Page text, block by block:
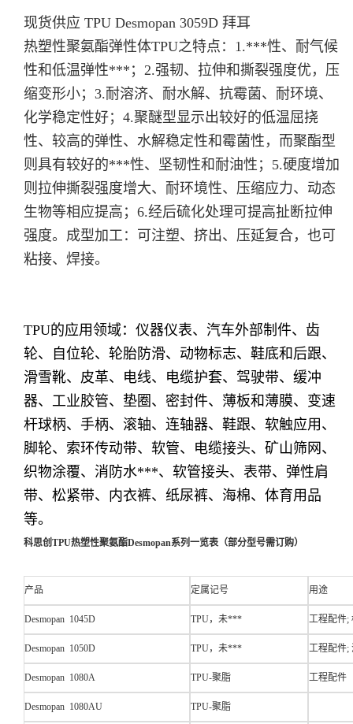
现货供应 TPU Desmopan 3059D 拜耳
热塑性聚氨酯弹性体TPU之特点：1.***性、耐气候
性和低温弹性***；2.强韧、拉伸和撕裂强度优，压
缩变形小；3.耐溶济、耐水解、抗霉菌、耐环境、
化学稳定性好；4.聚醚型显示出较好的低温屈挠
性、较高的弹性、水解稳定性和霉菌性，而聚酯型
则具有较好的***性、坚韧性和耐油性；5.硬度增加
则拉伸撕裂强度增大、耐环境性、压缩应力、动态
生物等相应提高；6.经后硫化处理可提高扯断拉伸
强度。成型加工：可注塑、挤出、压延复合，也可
粘接、焊接。
TPU的应用领域：仪器仪表、汽车外部制件、齿
轮、自位轮、轮胎防滑、动物标志、鞋底和后跟、
滑雪靴、皮革、电线、电缆护套、驾驶带、缓冲
器、工业胶管、垫圈、密封件、薄板和薄膜、变速
杆球柄、手柄、滚轴、连轴器、鞋跟、软触应用、
脚轮、索环传动带、软管、电缆接头、矿山筛网、
织物涂覆、消防水***、软管接头、表带、弹性肩
带、松紧带、内衣裤、纸尿裤、海棉、体育用品
等。
科思创TPU热塑性聚氨酯Desmopan系列一览表（部分型号需订购）
产品 定属记号 用途
Desmopan 1045D TPU，未*** 工程配件;
Desmopan 1050D TPU，未*** 工程配件;
Desmopan 1080A TPU-聚脂 工程配件
Desmopan 1080AU TPU-聚脂